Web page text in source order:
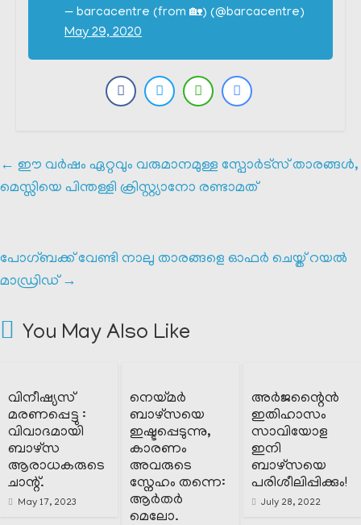
— barcacentre (from 🏡) (@barcacentre)
May 29, 2020
← ഈ വർഷം ഏറ്റവും വരുമാനമുള്ള സ്പോർട്സ് താരങ്ങൾ,
മെസ്സിയെ പിന്തള്ളി ക്രിസ്റ്റ്യാനോ രണ്ടാമത്
പോഗ്ബക്ക് വേണ്ടി നാലു താരങ്ങളെ ഓഫർ ചെയ്ത് റയൽ
മാഡ്രിഡ്‌ →
You May Also Like
വിനീഷ്യസ്
മരണപ്പെട്ടു :
വിവാദമായി
ബാഴ്സ
ആരാധകരുടെ
ചാന്റ്.
May 17, 2023
നെയ്മർ
ബാഴ്സയെ
ഇഷ്ടപ്പെടുന്നു,
കാരണം
അവരുടെ
സ്നേഹം തന്നെ:
ആർതർ
മെലോ.
അർജന്റൈൻ
ഇതിഹാസം
സാവിയോള
ഇനി
ബാഴ്സയെ
പരിശീലിപ്പിക്കും!
July 28, 2022